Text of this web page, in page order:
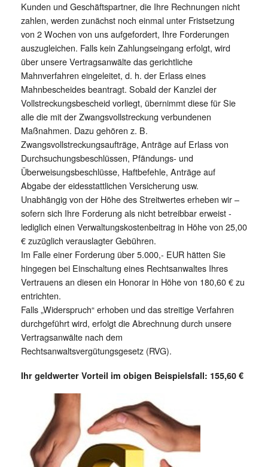
Kunden und Geschäftspartner, die Ihre Rechnungen nicht
zahlen, werden zunächst noch einmal unter Fristsetzung
von 2 Wochen von uns aufgefordert, Ihre Forderungen
auszugleichen. Falls kein Zahlungseingang erfolgt, wird
über unsere Vertragsanwälte das gerichtliche
Mahnverfahren eingeleitet, d. h. der Erlass eines
Mahnbescheides beantragt. Sobald der Kanzlei der
Vollstreckungsbescheid vorliegt, übernimmt diese für Sie
alle die mit der Zwangsvollstreckung verbundenen
Maßnahmen. Dazu gehören z. B.
Zwangsvollstreckungsaufträge, Anträge auf Erlass von
Durchsuchungsbeschlüssen, Pfändungs- und
Überweisungsbeschlüsse, Haftbefehle, Anträge auf
Abgabe der eidesstattlichen Versicherung usw.
Unabhängig von der Höhe des Streitwertes erheben wir –
sofern sich Ihre Forderung als nicht betreibbar erweist -
lediglich einen Verwaltungskostenbeitrag in Höhe von 25,00
€ zuzüglich verauslagter Gebühren.
Im Falle einer Forderung über 5.000,- EUR hätten Sie
hingegen bei Einschaltung eines Rechtsanwaltes Ihres
Vertrauens an diesen ein Honorar in Höhe von 180,60 € zu
entrichten.
Falls „Widerspruch“ erhoben und das streitige Verfahren
durchgeführt wird, erfolgt die Abrechnung durch unsere
Vertragsanwälte nach dem
Rechtsanwaltsvergütungsgesetz (RVG).
Ihr geldwerter Vorteil im obigen Beispielsfall: 155,60 €